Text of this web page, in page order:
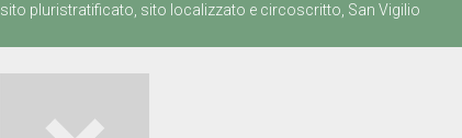
sito pluristratificato, sito localizzato e circoscritto, San Vigilio